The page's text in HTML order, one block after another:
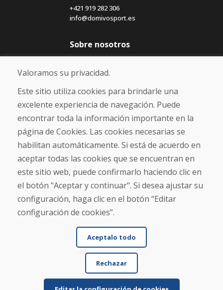
+421 919 282 306
info@domivosport.es
Sobre nosotros
Blog
Sobre nosotros
Comercio
Contacto
Compra
Tienda electrónica
Envío y pago
NORMAS DE RECLAMACIÓN
Devolución y cambio de mercancías
Política de privacidad
Cookies
© DOMIVOSPORT 2026, reservados todos los derechos
Valoramos su privacidad.
Este sitio utiliza cookies para brindarle una
excelente experiencia de navegación. Puede
encontrar toda la información importante en la
página de Cookies. Las cookies necesarias se
habilitan automáticamente. Si está de acuerdo en
aceptar todas las cookies que se encuentran en
este sitio web, puede confirmarlo haciendo clic en
el botón "Aceptar y continuar". Si desea ajustar su
configuración, haga clic en el botón “Editar
configuración de cookies”.
Aceptalo todo
Rechazar